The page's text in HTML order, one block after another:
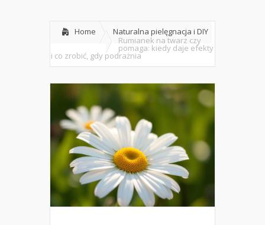
Home
Naturalna pielęgnacja i DIY
Rumianek na twarz czy
pomaga: kiedy daje efekty
i co zrobić, gdy podrażnia